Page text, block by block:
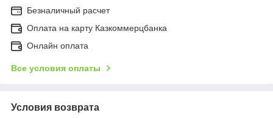
Безналичный расчет
Оплата на карту Казкоммерцбанка
Онлайн оплата
Все условия оплаты
Условия возврата